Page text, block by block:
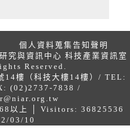
個人資料蒐集告知聲明
究與資訊中心 科技產業資訊室
Reserved.
14樓（科技大樓14樓）/ TEL:
(02)2737-7838 /
以上 │ Visitors: 36825536
03/10